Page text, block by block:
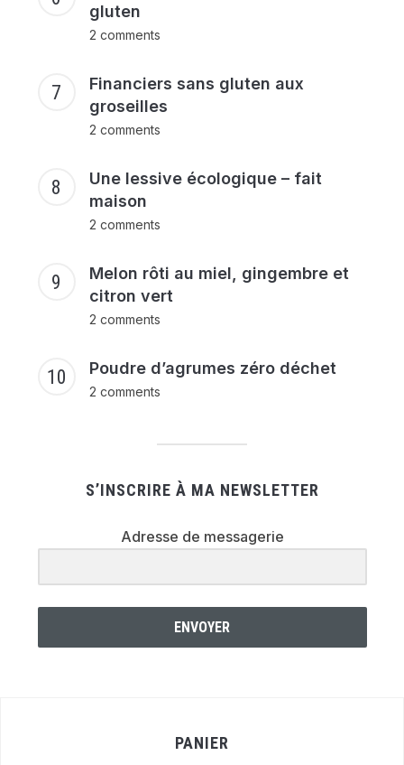
gluten
2 comments
Financiers sans gluten aux
groseilles
2 comments
Une lessive écologique – fait
maison
2 comments
Melon rôti au miel, gingembre et
citron vert
2 comments
Poudre d’agrumes zéro déchet
2 comments
S’INSCRIRE À MA NEWSLETTER
Adresse de messagerie
ENVOYER
PANIER